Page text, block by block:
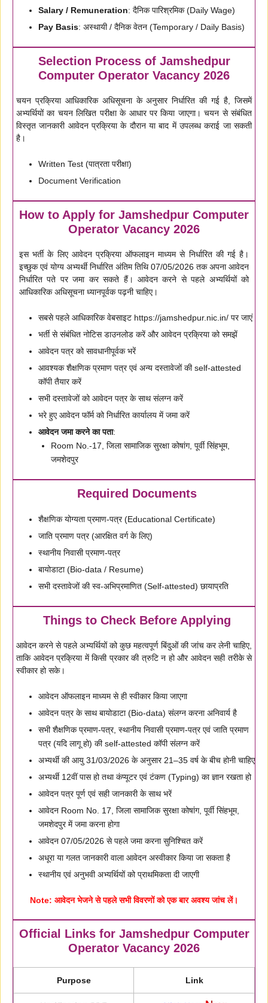
Salary / Remuneration: दैनिक पारिश्रमिक (Daily Wage)
Pay Basis: अस्थायी / दैनिक वेतन (Temporary / Daily Basis)
Selection Process of Jamshedpur
Computer Operator Vacancy 2026
चयन प्रक्रिया आधिकारिक अधिसूचना के अनुसार निर्धारित की गई है, जिसमें
अभ्यर्थियों का चयन लिखित परीक्षा के आधार पर किया जाएगा। चयन से संबंधित
विस्तृत जानकारी आवेदन प्रक्रिया के दौरान या बाद में उपलब्ध कराई जा सकती
है।
Written Test (पात्रता परीक्षा)
Document Verification
How to Apply for Jamshedpur Computer
Operator Vacancy 2026
इस भर्ती के लिए आवेदन प्रक्रिया ऑफलाइन माध्यम से निर्धारित की गई है।
इच्छुक एवं योग्य अभ्यर्थी निर्धारित अंतिम तिथि 07/05/2026 तक अपना आवेदन
निर्धारित पते पर जमा कर सकते हैं। आवेदन करने से पहले अभ्यर्थियों को
आधिकारिक अधिसूचना ध्यानपूर्वक पढ़नी चाहिए।
सबसे पहले आधिकारिक वेबसाइट https://jamshedpur.nic.in/ पर जाएं
भर्ती से संबंधित नोटिस डाउनलोड करें और आवेदन प्रक्रिया को समझें
आवेदन पत्र को सावधानीपूर्वक भरें
आवश्यक शैक्षणिक प्रमाण पत्र एवं अन्य दस्तावेजों की self-attested
कॉपी तैयार करें
सभी दस्तावेजों को आवेदन पत्र के साथ संलग्न करें
भरे हुए आवेदन फॉर्म को निर्धारित कार्यालय में जमा करें
आवेदन जमा करने का पता:
Room No.-17, जिला सामाजिक सुरक्षा कोषांग, पूर्वी सिंहभूम,
जमशेदपुर
Required Documents
शैक्षणिक योग्यता प्रमाण-पत्र (Educational Certificate)
जाति प्रमाण पत्र (आरक्षित वर्ग के लिए)
स्थानीय निवासी प्रमाण-पत्र
बायोडाटा (Bio-data / Resume)
सभी दस्तावेजों की स्व-अभिप्रमाणित (Self-attested) छायाप्रति
Things to Check Before Applying
आवेदन करने से पहले अभ्यर्थियों को कुछ महत्वपूर्ण बिंदुओं की जांच कर लेनी चाहिए,
ताकि आवेदन प्रक्रिया में किसी प्रकार की त्रुटि न हो और आवेदन सही तरीके से
स्वीकार हो सके।
आवेदन ऑफलाइन माध्यम से ही स्वीकार किया जाएगा
आवेदन पत्र के साथ बायोडाटा (Bio-data) संलग्न करना अनिवार्य है
सभी शैक्षणिक प्रमाण-पत्र, स्थानीय निवासी प्रमाण-पत्र एवं जाति प्रमाण
पत्र (यदि लागू हो) की self-attested कॉपी संलग्न करें
अभ्यर्थी की आयु 31/03/2026 के अनुसार 21–35 वर्ष के बीच होनी चाहिए
अभ्यर्थी 12वीं पास हो तथा कंप्यूटर एवं टंकण (Typing) का ज्ञान रखता हो
आवेदन पत्र पूर्ण एवं सही जानकारी के साथ भरें
आवेदन Room No. 17, जिला सामाजिक सुरक्षा कोषांग, पूर्वी सिंहभूम,
जमशेदपुर में जमा करना होगा
आवेदन 07/05/2026 से पहले जमा करना सुनिश्चित करें
अधूरा या गलत जानकारी वाला आवेदन अस्वीकार किया जा सकता है
स्थानीय एवं अनुभवी अभ्यर्थियों को प्राथमिकता दी जाएगी
Note: आवेदन भेजने से पहले सभी विवरणों को एक बार अवश्य जांच लें।
Official Links for Jamshedpur Computer
Operator Vacancy 2026
Purpose Link